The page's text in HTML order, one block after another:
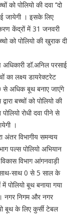
पोलियो की दवा ‘’दो
जायेगी । इसके लिए
केंद्रों में 31 जनवरी
को पोलियो की खुराक दी
डॉ.अनिल परसाई
का लक्ष्य डायरेक्टरेट
अधिक बूथ बनाए जाएंगे
बच्चों को पोलियो की
रोधी दवा पीने से
।
अंतर विभागीय समन्वय
पल्स पोलियो अभियान
विभाग आंगनवाड़ी
साथ 0 से 5 साल के
पोलियो बूथ बनाया गया
नगर निगम और नगर
बूथ के लिए कुर्सी टेबल